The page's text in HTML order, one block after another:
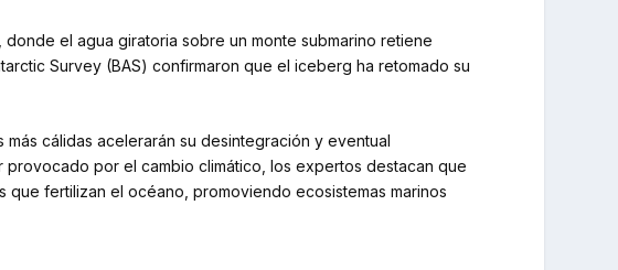
el agua giratoria sobre un monte submarino retiene
Survey (BAS) confirmaron que el iceberg ha retomado su
cálidas acelerarán su desintegración y eventual
por el cambio climático, los expertos destacan que
fertilizan el océano, promoviendo ecosistemas marinos